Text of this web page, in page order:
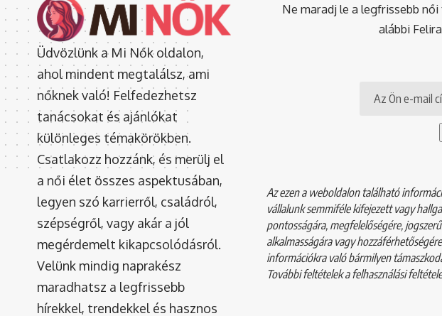
Üdvözlünk a Mi Nők oldalon,
ahol mindent megtalálsz, ami
nőknek való! Felfedezhetsz
tanácsokat és ajánlókat
különleges témakörökben.
Csatlakozz hozzánk, és merülj el
a női élet összes aspektusában,
legyen szó karrierről, családról,
szépségről, vagy akár a jól
megérdemelt kikapcsolódásról.
Velünk mindig naprakész
maradhatsz a legfrissebb
hírekkel, trendekkel és hasznos
Ne maradj le a legfrissebb
alábbi
Az ezen a weboldalon található
vállalunk semmiféle kifejezett vagy
pontosságára, megfelelőségére,
alkalmasságára vagy
információkra való bármilyen
További feltételek a felhasználási